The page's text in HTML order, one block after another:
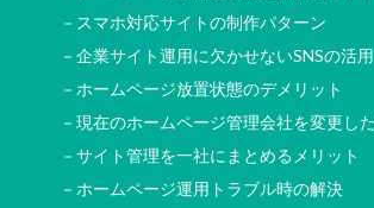
－スマホ対応サイトの制作パターン
－企業サイト運用に欠かせないSNSの活用
－ホームページ放置状態のデメリット
－現在のホームページ管理会社を変更し
－サイト管理を一社にまとめるメリット
－ホームページ運用トラブル時の解決